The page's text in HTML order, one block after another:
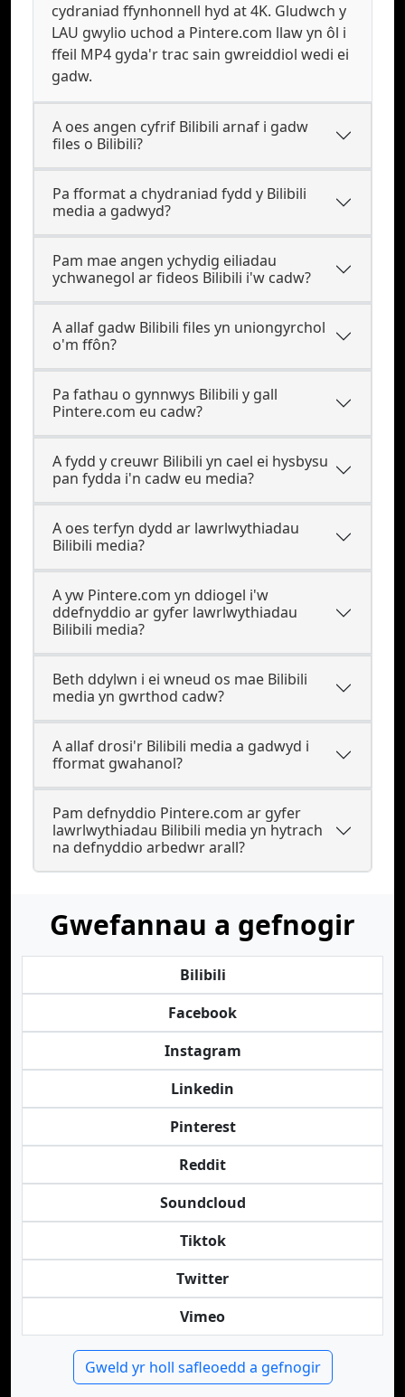
cydraniad ffynhonnell hyd at 4K. Gludwch y
LAU gwylio uchod a Pintere.com llaw yn ôl i
ffeil MP4 gyda'r trac sain gwreiddiol wedi ei
gadw.
A oes angen cyfrif Bilibili arnaf i gadw
files o Bilibili?
Pa fformat a chydraniad fydd y Bilibili
media a gadwyd?
Pam mae angen ychydig eiliadau
ychwanegol ar fideos Bilibili i'w cadw?
A allaf gadw Bilibili files yn uniongyrchol
o'm ffôn?
Pa fathau o gynnwys Bilibili y gall
Pintere.com eu cadw?
A fydd y creuwr Bilibili yn cael ei hysbysu
pan fydda i'n cadw eu media?
A oes terfyn dydd ar lawrlwythiadau
Bilibili media?
A yw Pintere.com yn ddiogel i'w
ddefnyddio ar gyfer lawrlwythiadau
Bilibili media?
Beth ddylwn i ei wneud os mae Bilibili
media yn gwrthod cadw?
A allaf drosi'r Bilibili media a gadwyd i
fformat gwahanol?
Pam defnyddio Pintere.com ar gyfer
lawrlwythiadau Bilibili media yn hytrach
na defnyddio arbedwr arall?
Gwefannau a gefnogir
Bilibili
Facebook
Instagram
Linkedin
Pinterest
Reddit
Soundcloud
Tiktok
Twitter
Vimeo
Gweld yr holl safleoedd a gefnogir